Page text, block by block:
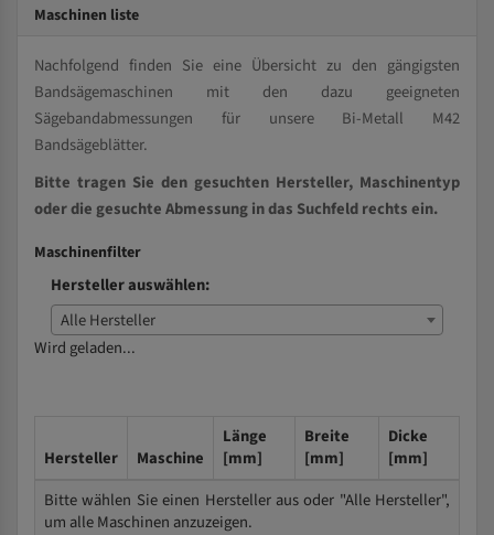
Maschinen liste
Nachfolgend finden Sie eine Übersicht zu den gängigsten
Bandsägemaschinen mit den dazu geeigneten
Sägebandabmessungen für unsere Bi-Metall M42
Bandsägeblätter.
Bitte tragen Sie den gesuchten Hersteller, Maschinentyp
oder die gesuchte Abmessung in das Suchfeld rechts ein.
Maschinenfilter
Hersteller auswählen:
Alle Hersteller
Wird geladen...
Hersteller Maschine
Länge
[mm]
Breite
[mm]
Dicke
[mm]
Bitte wählen Sie einen Hersteller aus oder "Alle Hersteller",
um alle Maschinen anzuzeigen.